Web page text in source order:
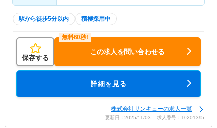
駅から徒歩5分以内 積極採用中
保存する
この求人を問い合わせる
詳細を見る
株式会社サンキューの求人一覧
更新日：2025/11/03 求人番号：10201395